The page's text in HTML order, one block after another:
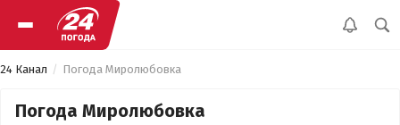
24 Канал Погода Миролюбовка
Погода Миролюбовка